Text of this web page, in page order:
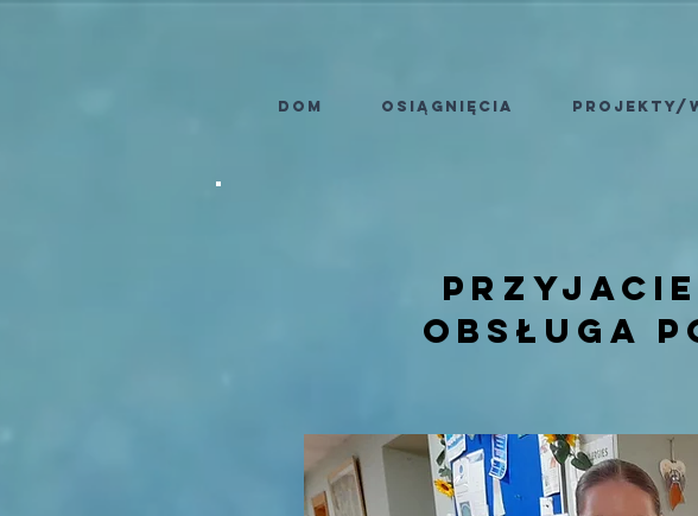
Dom Osiągnięcia Projekty/
obsługa